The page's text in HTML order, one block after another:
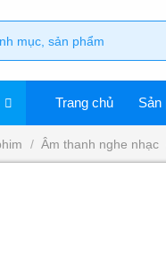
Trang chủ Sản
/ Âm thanh nghe nhạc